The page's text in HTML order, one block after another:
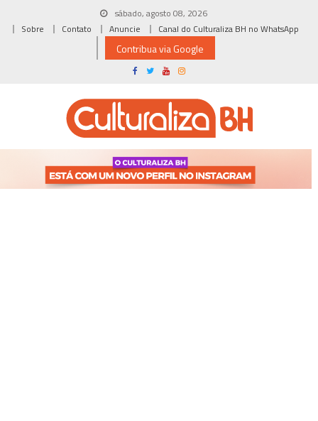
sábado, agosto 08, 2026
Sobre
Contato Anuncie Canal do Culturaliza BH no WhatsApp
Contribua via Google